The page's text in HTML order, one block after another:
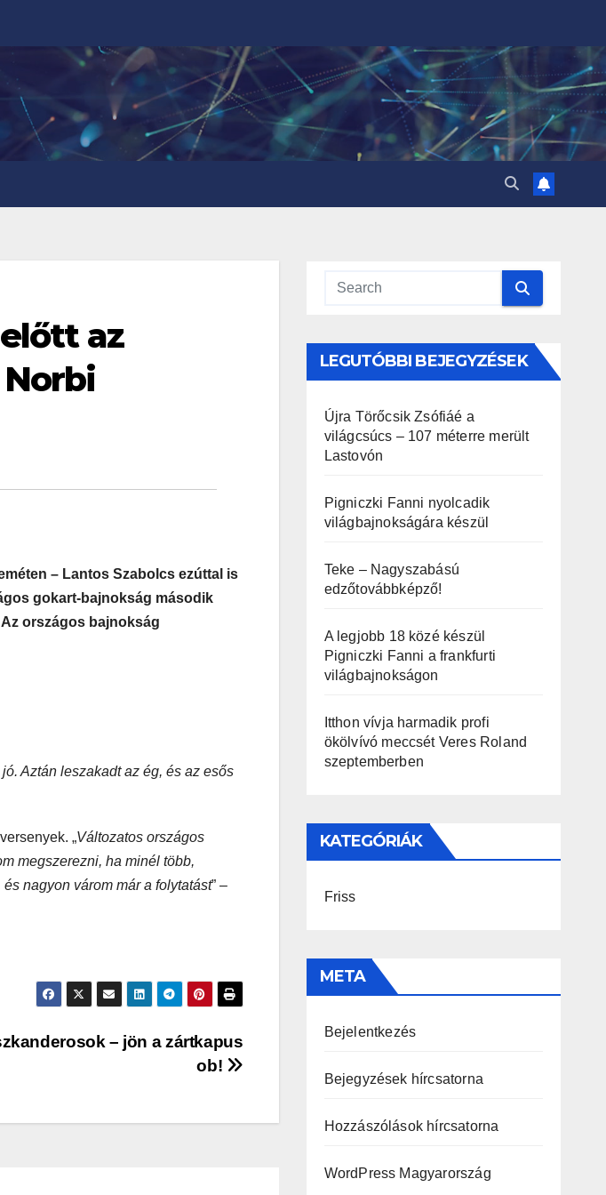
az
– Lantos Szabolcs ezúttal is
gokart-bajnokság második
országos bajnokság
Aztán leszakadt az ég, és az esős
„Változatos országos
megszerezni, ha minél több,
nagyon várom már a folytatást” –
– jön a zártkapus
ob!
LEGUTÓBBI BEJEGYZÉSEK
Újra Törőcsik Zsófiáé a
világcsúcs – 107 méterre merült
Lastovón
Pigniczki Fanni nyolcadik
világbajnokságára készül
Teke – Nagyszabású
edzőtovábbképző!
A legjobb 18 közé készül
Pigniczki Fanni a frankfurti
világbajnokságon
Itthon vívja harmadik profi
ökölvívó meccsét Veres Roland
szeptemberben
KATEGÓRIÁK
Friss
META
Bejelentkezés
Bejegyzések hírcsatorna
Hozzászólások hírcsatorna
WordPress Magyarország